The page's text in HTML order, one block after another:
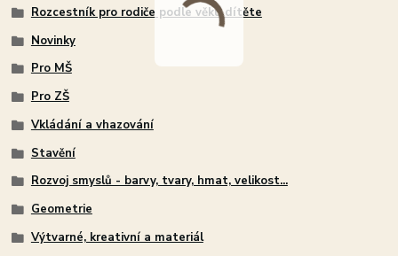
Rozcestník pro rodiče podle věku dítěte
Novinky
Pro MŠ
Pro ZŠ
Vkládání a vhazování
Stavění
Rozvoj smyslů - barvy, tvary, hmat, velikost...
Geometrie
Výtvarné, kreativní a materiál